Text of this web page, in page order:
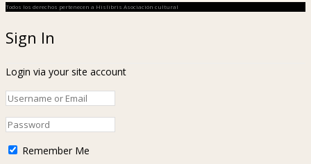
Todos los derechos pertenecen a Hislibris Asociación cultural
Sign In
Login via your site account
Remember Me